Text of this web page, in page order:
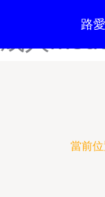
蜜桃视路
當前位